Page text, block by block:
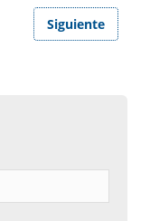
Siguiente